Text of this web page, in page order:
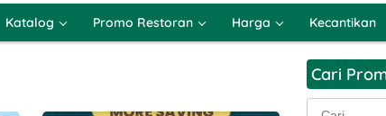
Katalog Promo Restoran Harga Kecantikan
Cari
Cari